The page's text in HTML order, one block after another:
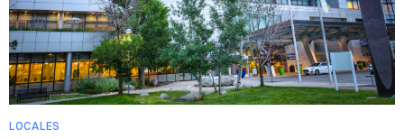
LOCALES